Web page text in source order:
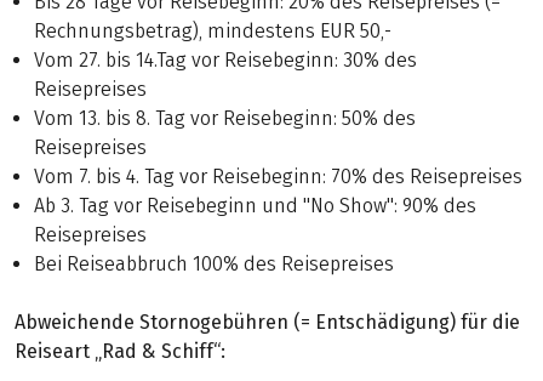
Rechnungsbetrag), mindestens EUR 50,-
Vom 27. bis 14.Tag vor Reisebeginn: 30% des
Reisepreises
Vom 13. bis 8. Tag vor Reisebeginn: 50% des
Reisepreises
Vom 7. bis 4. Tag vor Reisebeginn: 70% des Reisepreises
Ab 3. Tag vor Reisebeginn und "No Show": 90% des
Reisepreises
Bei Reiseabbruch 100% des Reisepreises
Abweichende Stornogebühren (= Entschädigung) für die
Reiseart „Rad & Schiff“: